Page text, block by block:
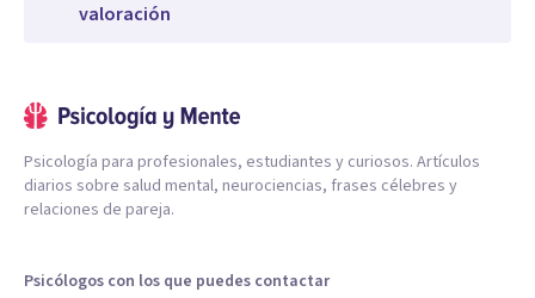
valoración
Psicología para profesionales, estudiantes y curiosos. Artículos
diarios sobre salud mental, neurociencias, frases célebres y
relaciones de pareja.
Psicólogos con los que puedes contactar